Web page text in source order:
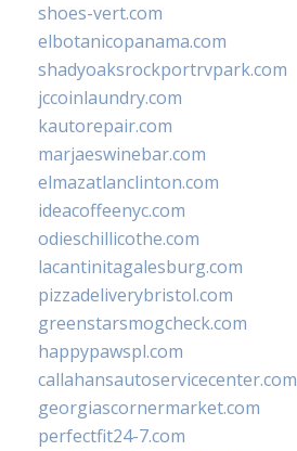
shoes-vert.com
elbotanicopanama.com
shadyoaksrockportrvpark.com
jccoinlaundry.com
kautorepair.com
marjaeswinebar.com
elmazatlanclinton.com
ideacoffeenyc.com
odieschillicothe.com
lacantinitagalesburg.com
pizzadeliverybristol.com
greenstarsmogcheck.com
happypawspl.com
callahansautoservicecenter.com
georgiascornermarket.com
perfectfit24-7.com